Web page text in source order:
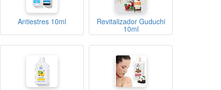
Antiestres 10ml Revitalizador Guduchi
10ml